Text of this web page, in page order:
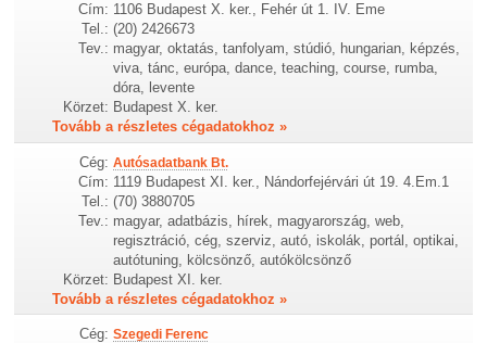
Cím: 1106 Budapest X. ker., Fehér út 1. IV. Eme
Tel.: (20) 2426673
Tev.: magyar, oktatás, tanfolyam, stúdió, hungarian, képzés,
viva, tánc, európa, dance, teaching, course, rumba,
dóra, levente
Körzet: Budapest X. ker.
Tovább a részletes cégadatokhoz »
Cég: Autósadatbank Bt.
Cím: 1119 Budapest XI. ker., Nándorfejérvári út 19. 4.Em.1
Tel.: (70) 3880705
Tev.: magyar, adatbázis, hírek, magyarország, web,
regisztráció, cég, szerviz, autó, iskolák, portál, optikai,
autótuning, kölcsönző, autókölcsönző
Körzet: Budapest XI. ker.
Tovább a részletes cégadatokhoz »
Cég: Szegedi Ferenc